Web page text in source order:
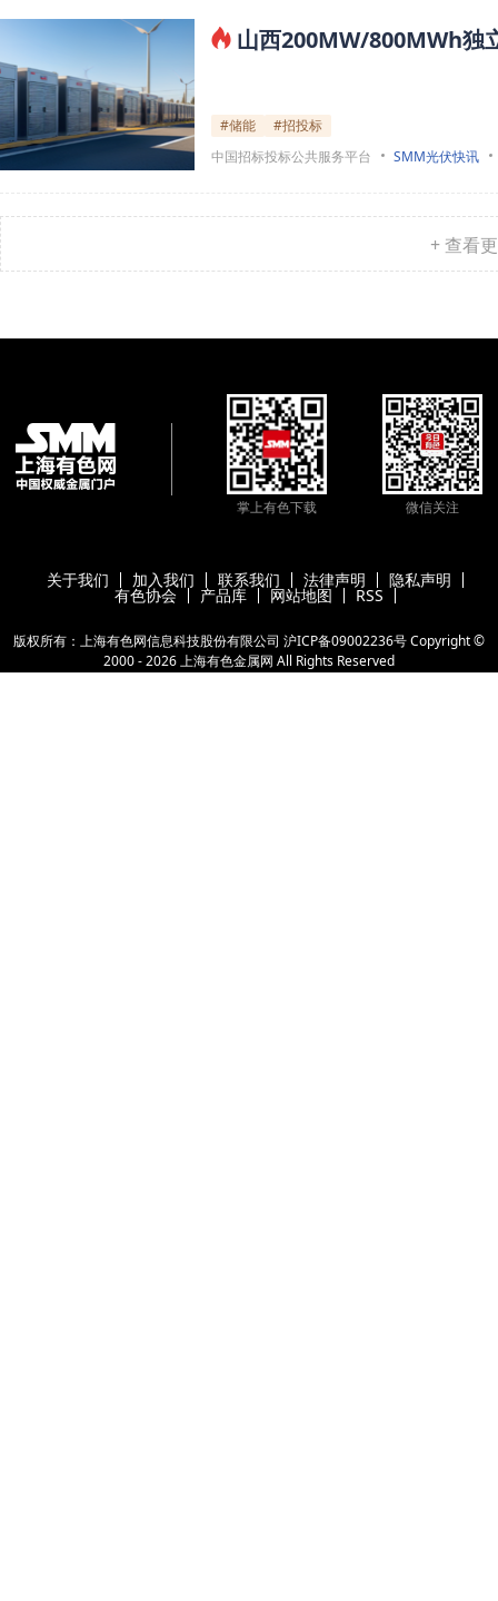
山西200MW/800MWh独
#储能
#招投标
中国招标投标公共服务平台
SMM光伏快讯
+ 查看
掌上有色下载 微信关注
关于我们 加入我们 联系我们 法律声明 隐私声明
有色协会 产品库 网站地图 RSS
版权所有：上海有色网信息科技股份有限公司 沪ICP备09002236号Copyright ©
2000 -2026上海有色金属网 All Rights Reserved